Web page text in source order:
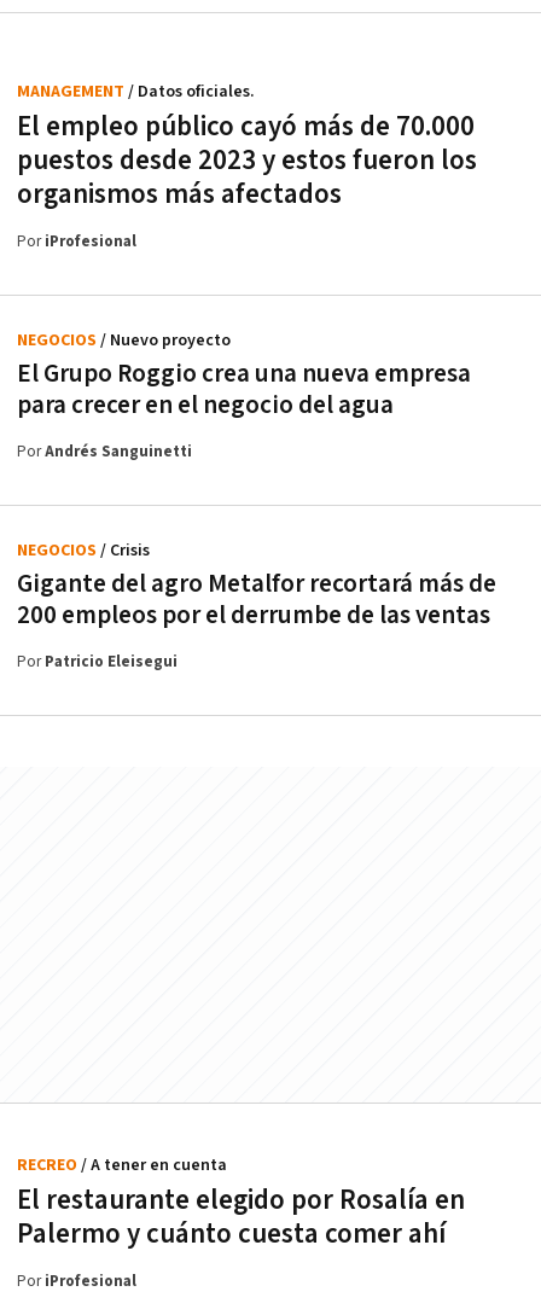
El empleo público cayó más de 70.000
puestos desde 2023 y estos fueron los
organismos más afectados
MANAGEMENT / Datos oficiales.
PoriProfesional
El Grupo Roggio crea una nueva empresa
para crecer en el negocio del agua
NEGOCIOS / Nuevo proyecto
PorAndrés Sanguinetti
Gigante del agro Metalfor recortará más de
200 empleos por el derrumbe de las ventas
NEGOCIOS / Crisis
PorPatricio Eleisegui
El restaurante elegido por Rosalía en
Palermo y cuánto cuesta comer ahí
RECREO / A tener en cuenta
PoriProfesional